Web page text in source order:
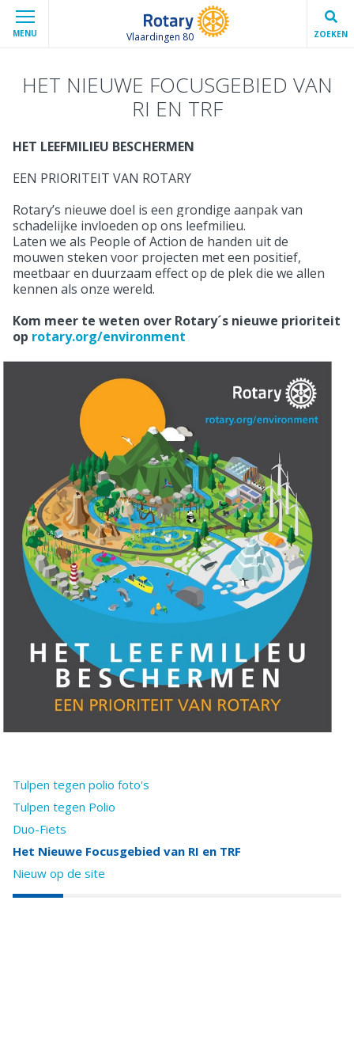
MENU Vlaardingen 80 ZOEKEN
HET NIEUWE FOCUSGEBIED VAN
RI EN TRF
HET LEEFMILIEU BESCHERMEN
EEN PRIORITEIT VAN ROTARY
Rotary’s nieuwe doel is een grondige aanpak van
schadelijke invloeden op ons leefmilieu.
Laten we als People of Action de handen uit de
mouwen steken voor projecten met een positief,
meetbaar en duurzaam effect op de plek die we allen
kennen als onze wereld.
Kom meer te weten over Rotary´s nieuwe prioriteit
op rotary.org/environment
Tulpen tegen polio foto's
Tulpen tegen Polio
Duo-Fiets
Het Nieuwe Focusgebied van RI en TRF
Nieuw op de site